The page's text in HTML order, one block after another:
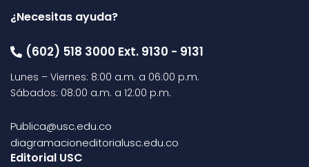
¿Necesitas ayuda?
(602) 518 3000 Ext. 9130 - 9131
Lunes – Viernes: 8:00 a.m. a 06:00 p.m.
Sábados: 08:00 a.m. a 12:00 p.m.
Publica@usc.edu.co
diagramacioneditorialusc.edu.co
Editorial USC